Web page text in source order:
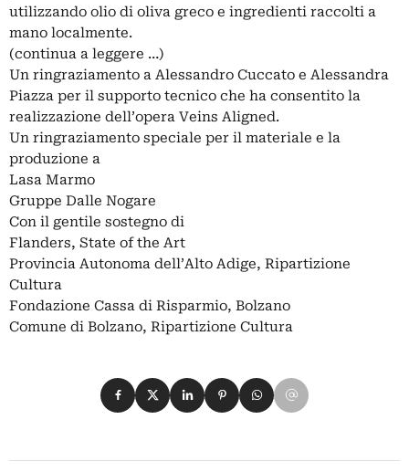
utilizzando olio di oliva greco e ingredienti raccolti a
mano localmente.
(continua a leggere …)
Un ringraziamento a Alessandro Cuccato e Alessandra
Piazza per il supporto tecnico che ha consentito la
realizzazione dell’opera Veins Aligned.
Un ringraziamento speciale per il materiale e la
produzione a
Lasa Marmo
Gruppe Dalle Nogare
Con il gentile sostegno di
Flanders, State of the Art
Provincia Autonoma dell’Alto Adige, Ripartizione
Cultura
Fondazione Cassa di Risparmio, Bolzano
Comune di Bolzano, Ripartizione Cultura
Condividi su Facebook
Condividi su X
Condividi su LinkedIn
Condividi su Pinterest
Condividi su WhatsApp
Condividi su Email